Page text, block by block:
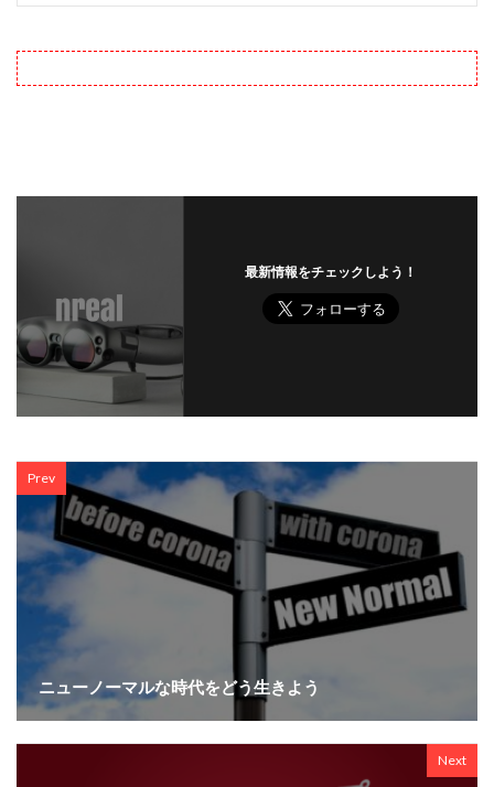
最新情報をチェックしよう！
Prev
ニューノーマルな時代をどう生きよう
Next